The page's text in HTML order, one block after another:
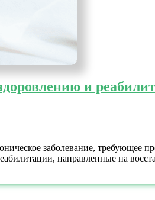
и
заболевание, требующее
направленные на